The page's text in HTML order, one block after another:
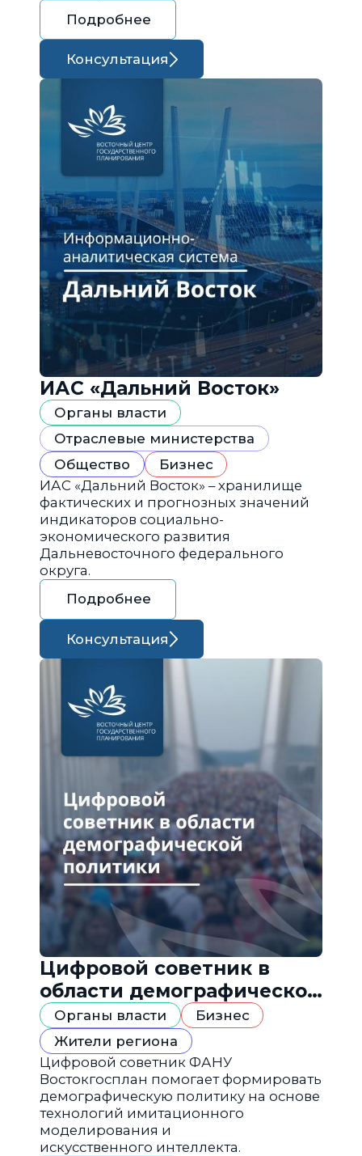
Подробнее
Консультация
ИАС «Дальний Восток»
Органы власти
Отраслевые министерства
Общество
Бизнес
ИАС «Дальний Восток» – хранилище
фактических и прогнозных значений
индикаторов социально-
экономического развития
Дальневосточного федерального
округа.
Подробнее
Консультация
Цифровой советник в
области демографической
политики
Органы власти
Бизнес
Жители региона
Цифровой советник ФАНУ
Востокгосплан помогает формировать
демографическую политику на основе
технологий имитационного
моделирования и
искусственного интеллекта.